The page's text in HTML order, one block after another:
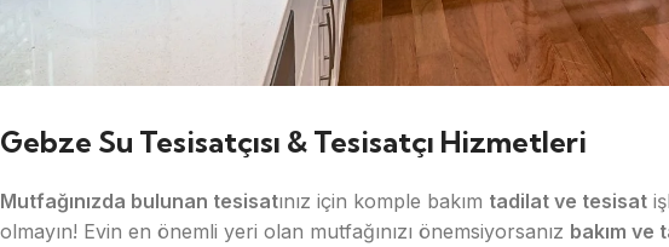
Gebze Su Tesisatçısı & Tesisatçı Hizmetleri
Mutfağınızda bulunan tesisatınız için komple bakım tadilat ve tesisat
olmayın! Evin en önemli yeri olan mutfağınızı önemsiyorsanız bakım ve